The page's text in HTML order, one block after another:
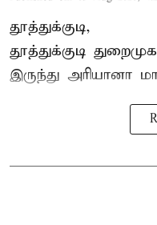
தூத்துக்குடி,
தூத்துக்குடி
இருந்து அரியானா